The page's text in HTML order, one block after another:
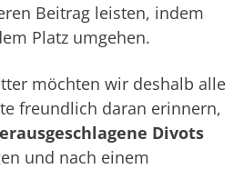
Beitrag leisten, indem
Platz umgehen.
möchten wir deshalb alle
freundlich daran erinnern,
Divots
und nach einem